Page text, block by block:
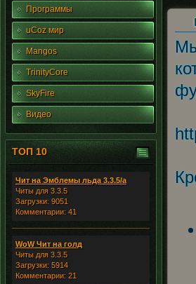
Программы
uCoz мир
Mangos
TrinityCore
SkyFire
Видео
ТОП 10
Чит на Эмблемы льда 3.3.5/а
Читы для 3.3.5
Загрузки: 9051
Комментарии: 41
WoW Чит на голд
Читы для 3.3.5
Загрузки: 5914
Комментарии: 21